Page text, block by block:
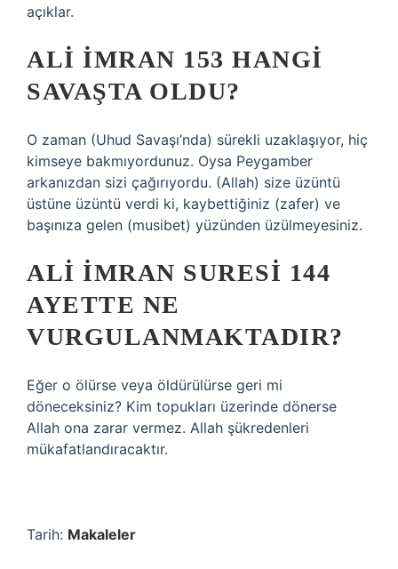
açıklar.
ALI İMRAN 153 HANGI
SAVAŞTA OLDU?
O zaman (Uhud Savaşı’nda) sürekli uzaklaşıyor, hiç
kimseye bakmıyordunuz. Oysa Peygamber
arkanızdan sizi çağırıyordu. (Allah) size üzüntü
üstüne üzüntü verdi ki, kaybettiğiniz (zafer) ve
başınıza gelen (musibet) yüzünden üzülmeyesiniz.
ALI İMRAN SURESI 144
AYETTE NE
VURGULANMAKTADIR?
Eğer o ölürse veya öldürülürse geri mi
döneceksiniz? Kim topukları üzerinde dönerse
Allah ona zarar vermez. Allah şükredenleri
mükafatlandıracaktır.
Tarih: Makaleler